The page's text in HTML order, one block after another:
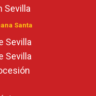
Sevilla
Santa
Sevilla
Sevilla